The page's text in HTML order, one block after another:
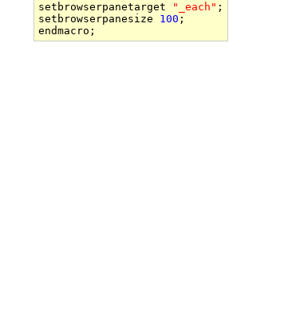
setbrowserpanetarget
"_each" ;
setbrowserpanesize 100 ;